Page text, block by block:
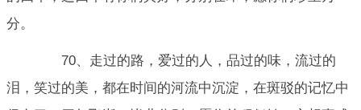
分。
70、走过的路，爱过的人，品过的味，流过的
泪，笑过的美，都在时间的河流中沉淀，在斑驳的记忆中